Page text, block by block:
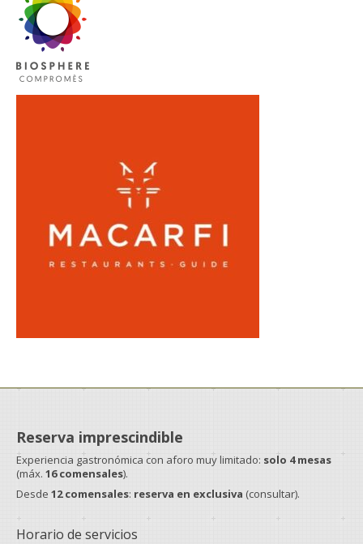
Reserva imprescindible
Experiencia gastronómica con aforo muy limitado: solo 4 mesas
(máx. 16 comensales).
Desde 12 comensales: reserva en exclusiva (consultar).
Horario de servicios